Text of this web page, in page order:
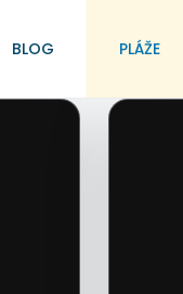
BLOG PLÁŽE